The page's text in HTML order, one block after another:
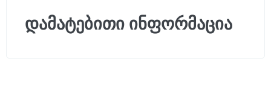
დამატებითი ინფორმაცია